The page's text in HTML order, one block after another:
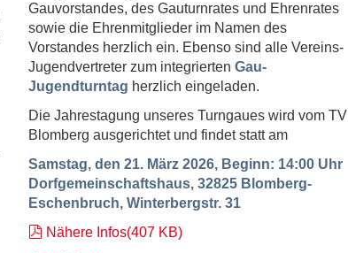
Gauvorstandes, des Gauturnrates und Ehrenrates
sowie die Ehrenmitglieder im Namen des
Vorstandes herzlich ein. Ebenso sind alle Vereins-
Jugendvertreter zum integrierten Gau-
Jugendturntag herzlich eingeladen.
Die Jahrestagung unseres Turngaues wird vom TV
Blomberg ausgerichtet und findet statt am
Samstag, den 21. März 2026, Beginn: 14:00 Uhr
Dorfgemeinschaftshaus, 32825 Blomberg-
Eschenbruch, Winterbergstr. 31
pdf
Nähere Infos(407 KB)